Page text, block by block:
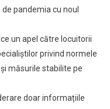
pandemia cu noul
un apel către locuitorii
privind normele
măsurile stabilite pe
doar informațiile